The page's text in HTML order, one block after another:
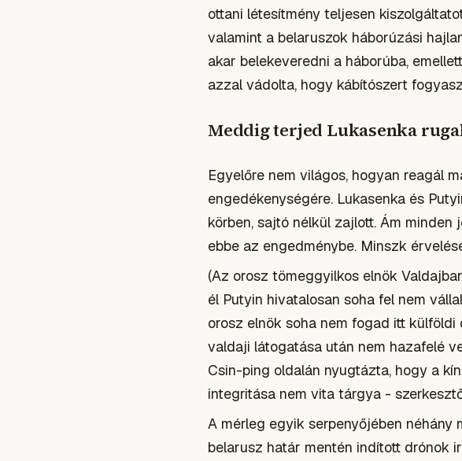
ottani létesítmény teljesen
valamint a belaruszok háborúzási
akar belekeveredni a háborúba,
azzal vádolta, hogy kábítószert
Meddig terjed Lukasenka
Egyelőre nem világos, hogyan reagál
engedékenységére. Lukasenka és
körben, sajtó nélkül zajlott. Ám
ebbe az engedménybe. Minszk
(Az orosz tömeggyilkos elnök
él Putyin hivatalosan soha fel nem
orosz elnök soha nem fogad itt
valdaji látogatása után nem hazafelé
Csin-ping oldalán nyugtázta, hogy a
integritása nem vita tárgya -
A mérleg egyik serpenyőjében
belarusz határ mentén indított drónok